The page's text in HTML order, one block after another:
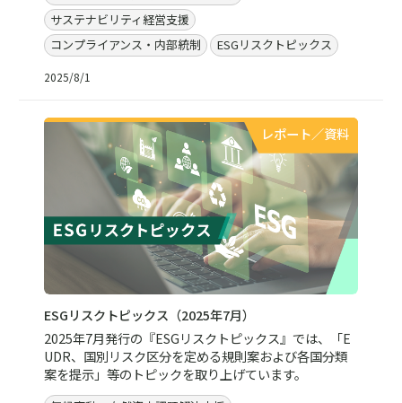
サステナビリティ経営支援
コンプライアンス・内部統制
ESGリスクトピックス
2025/8/1
レポート／資料
ESGリスクトピックス（2025年7月）
2025年7月発行の『ESGリスクトピックス』では、「E
UDR、国別リスク区分を定める規則案および各国分類
案を提示」等のトピックを取り上げています。